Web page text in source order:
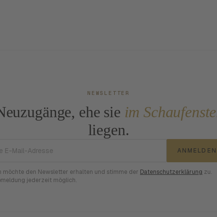
NEWSLETTER
ehe sie im
liegen.
ANMELDEN
möchte den Newsletter erhalten und stimme der Datenschutzerklärung zu.
jederzeit möglich.